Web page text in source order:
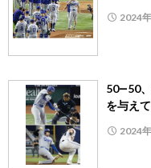
2024
50―50
を与え
2024